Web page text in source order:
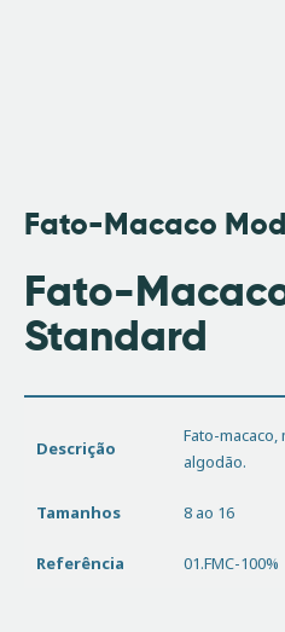
Fato-Macaco
Fato-
Standard
Descrição
Fato-
algodão.
Tamanhos 8 ao 16
Referência 01.FMC-100%